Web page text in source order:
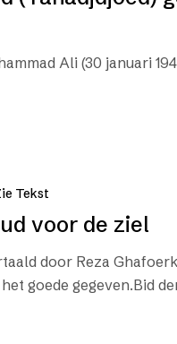
Ali (30 januari
Tekst
voor de ziel
door Reza
goede gegeven.Bid